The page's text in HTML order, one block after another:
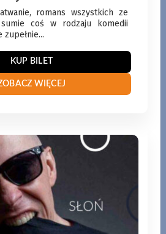
KUP BILET
romans wszystkich ze
coś w rodzaju komedii
zupełnie...